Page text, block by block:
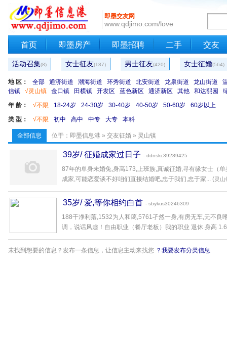
即墨交友网
www.qdjimo.com/love
首页 即墨房产 即墨招聘 二手 交友
活动召集(8) 女士征友(187) 男士征友(420) 女士征婚(564)
地 区： 全部 通济街道 潮海街道 环秀街道 北安街道 龙泉街道 龙山街道
信镇
√灵山镇 金口镇 田横镇 开发区 蓝色新区 通济新区 其他 和达熙园
年 龄：
√不限 18-24岁 24-30岁 30-40岁 40-50岁 50-60岁
60岁以上
类 型：
√不限 初中 高中 中专 大专 本科
全部信息 位于： 即墨信息港 » 交友征婚 » 灵山镇
39岁/ 征婚成家过日子 - ddnskc39289425
87年的单身未婚兔,身高173,上班族,真诚征婚,寻有缘女士（
成家,可能恋爱谈不好咱们直接结婚吧,忠于我们,忠于家... (灵山
35岁/ 爱,等你相约白首 - sbykus30246309
188干净利落,1532为人和蔼,5761孑然一身,有房无车,无不良
调，说话风趣！自由职业（餐厅老板）我的职业 退休 身高
未找到想要的信息？发布一条信息，让信息主动来找您 ？我要发布分类信息